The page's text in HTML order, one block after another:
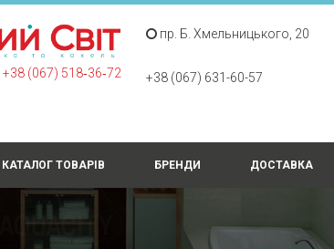
+38 (067) 518‑36‑72
пр. Б. Хмельницького, 20
+38 (067) 631-60-57
КАТАЛОГ ТОВАРІВ БРЕНДИ ДОСТАВКА